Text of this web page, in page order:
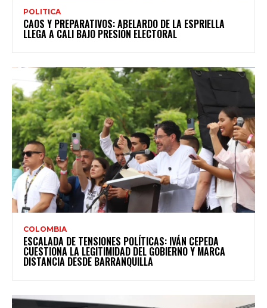
POLITICA
CAOS Y PREPARATIVOS: ABELARDO DE LA ESPRIELLA
LLEGA A CALI BAJO PRESIÓN ELECTORAL
COLOMBIA
ESCALADA DE TENSIONES POLÍTICAS: IVÁN CEPEDA
CUESTIONA LA LEGITIMIDAD DEL GOBIERNO Y MARCA
DISTANCIA DESDE BARRANQUILLA